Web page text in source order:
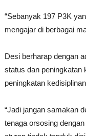
“Sebanyak 197 P3K
mengajar di berbagai
Desi berharap dengan
status dan peningkatan
peningkatan
“Jadi jangan samakan
tenaga orsosing